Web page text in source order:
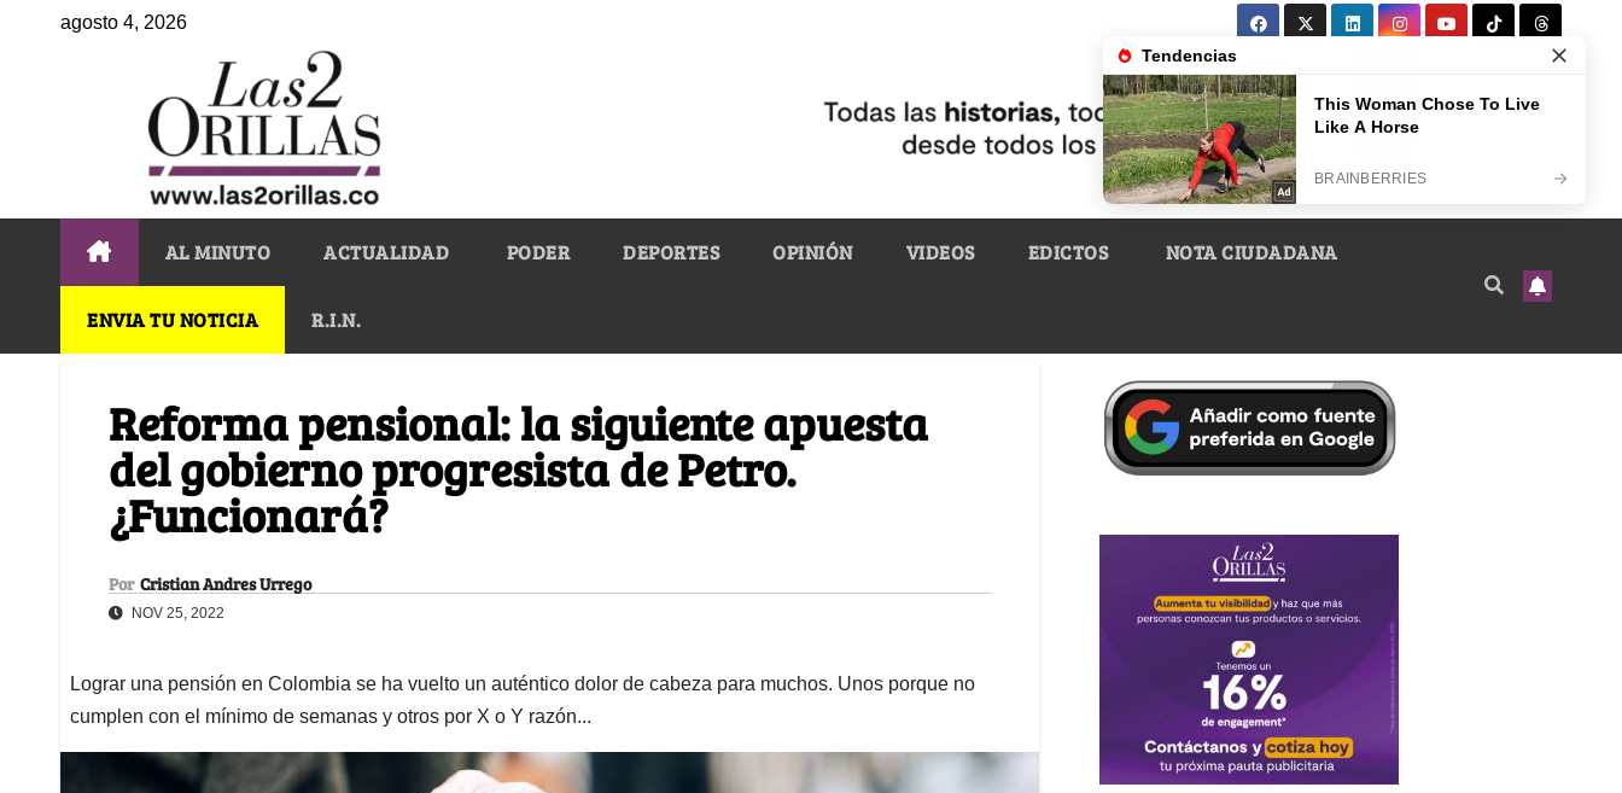
agosto 4, 2026
AL MINUTO ACTUALIDAD PODER DEPORTES OPINIÓN VIDEOS EDICTOS NOTA CIUDADANA
ENVIA TU NOTICIA R.I.N.
Reforma pensional: la siguiente apuesta
del gobierno progresista de Petro.
¿Funcionará?
Por Cristian Andres Urrego
NOV 25, 2022
Lograr una pensión en Colombia se ha vuelto un auténtico dolor de cabeza para muchos. Unos porque no
cumplen con el mínimo de semanas y otros por X o Y razón...